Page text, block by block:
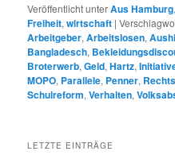
Veröffentlicht unterAus Hamburg,
Freiheit,wirtschaft |
Arbeitgeber,Arbeitslosen,
Bangladesch,
Broterwerb,Geld,Hartz,
MOPO, Parallele, Penner,
Schulreform,Verhalten,
LETZTE EINTRÄGE